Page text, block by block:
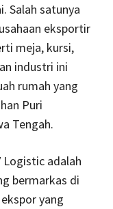
Salah satunya
eksportir
meja, kursi,
industri ini
rumah yang
Puri
Tengah.
Logistic adalah
bermarkas di
yang